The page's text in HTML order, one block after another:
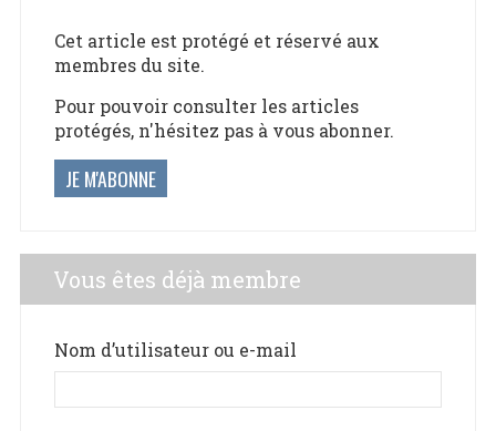
Cet article est protégé et réservé aux
membres du site.
Pour pouvoir consulter les articles
protégés, n'hésitez pas à vous abonner.
JE M'ABONNE
Vous êtes déjà membre
Nom d’utilisateur ou e-mail